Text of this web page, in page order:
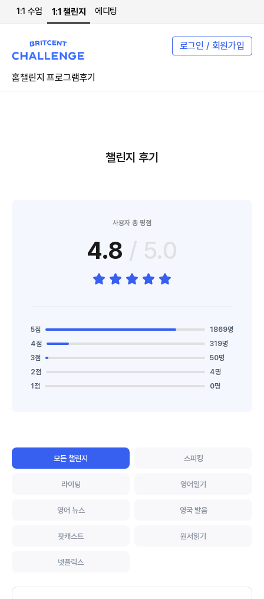
1:1 수업 1:1 챌린지 에디팅
로그인 / 회원가입
홈챌린지 프로그램후기
챌린지 후기
사용자 총 평점
4.8 / 5.0
5점
1869명
4점
319명
3점
50명
2점
4명
1점
0명
모든 챌린지 스피킹
라이팅 영어일기
영어 뉴스 영국 발음
팟캐스트 원서읽기
넷플릭스